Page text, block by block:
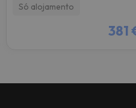
Só alojamento
381